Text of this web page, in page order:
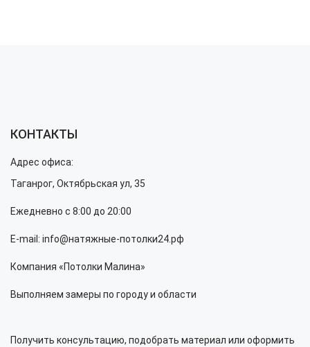
КОНТАКТЫ
Адрес офиса:
Таганрог, Октябрьская ул, 35
Ежедневно с 8:00 до 20:00
E-mail: info@натяжные-потолки24.рф
Компания «Потолки Малина»
Выполняем замеры по городу и области
Получить консультацию, подобрать материал или оформить